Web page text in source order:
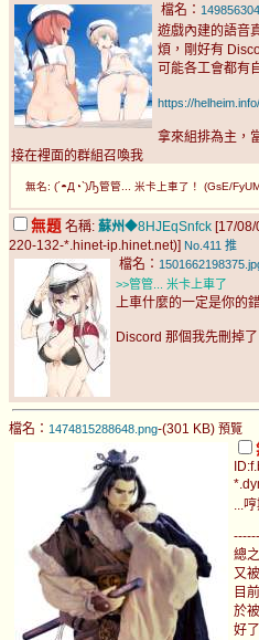
檔名：
遊戲內建的語音
煩，剛好有
可能各工會都有
https://
拿來組排為主，
接在裡面的群組召喚我
無名: (´◓Д◔`)Ԡ管管... 米卡上車了！ (GsE/
無題 名稱: 蘇州◆8HJEqSnfck [17/
220-132-*.hinet-ip.hinet.net)] No.411 推
檔名：
>>管管... 米卡上車了
上車什麼的一定是你的
Discord 那個我先刪掉了
檔名： 1474815288648.png-(301 KB) 預覽
...
------
總
又
目
於
好